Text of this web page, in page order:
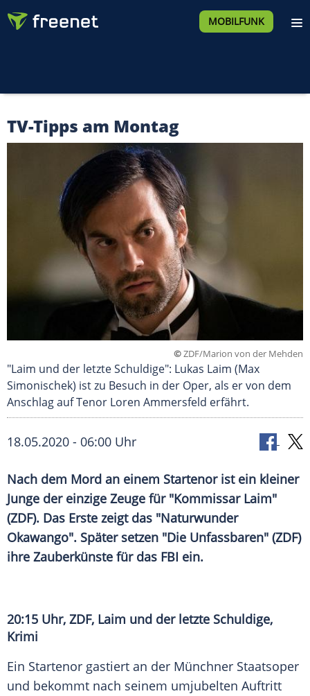
MOBILFUNK
TV-Tipps am Montag
©ZDF/Marion von der Mehden
"Laim und der letzte Schuldige": Lukas Laim (Max
Simonischek) ist zu Besuch in der Oper, als er von dem
Anschlag auf Tenor Loren Ammersfeld erfährt.
18.05.2020 - 06:00 Uhr
Nach dem Mord an einem Startenor ist ein kleiner
Junge der einzige Zeuge für "Kommissar Laim"
(ZDF). Das Erste zeigt das "Naturwunder
Okawango". Später setzen "Die Unfassbaren" (ZDF)
ihre Zauberkünste für das FBI ein.
20:15 Uhr, ZDF, Laim und der letzte Schuldige,
Krimi
Ein Startenor gastiert an der Münchner Staatsoper
und bekommt nach seinem umjubelten Auftritt